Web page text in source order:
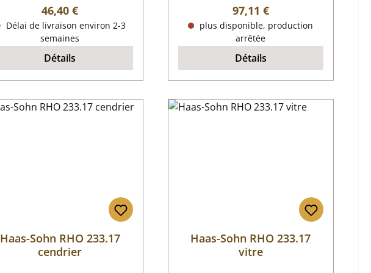
Prix régulier :
46,40 €
Délai de livraison environ 2-3
semaines
Détails
Prix régulier :
97,11 €
plus disponible, production
arrêtée
Détails
Haas-Sohn RHO 233.17
cendrier
Haas-Sohn RHO 233.17
vitre